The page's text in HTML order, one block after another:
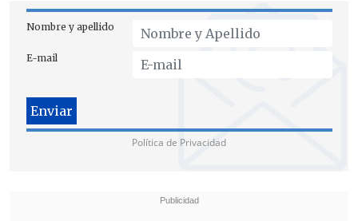
Nombre y apellido
E-mail
Política de Privacidad